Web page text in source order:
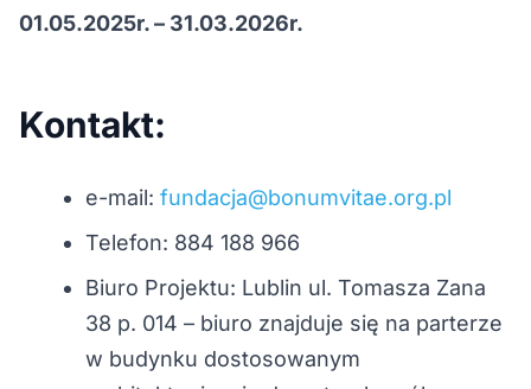
01.05.2025r. – 31.03.2026r.
Kontakt:
e-mail: fundacja@bonumvitae.org.pl
Telefon: 884 188 966
Biuro Projektu: Lublin ul. Tomasza Zana
38 p. 014 – biuro znajduje się na parterze
w budynku dostosowanym